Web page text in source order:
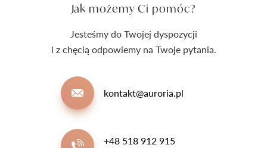
Jak możemy Ci pomóc?
Jesteśmy do Twojej dyspozycji
i z chęcią odpowiemy na Twoje pytania.
kontakt@auroria.pl
+48 518 912 915